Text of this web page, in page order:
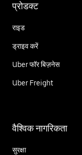
प्रोडक्ट
राइड
ड्राइव करें
Uber फॉर बिज़नेस
Uber Freight
वैश्विक नागरिकता
सुरक्षा